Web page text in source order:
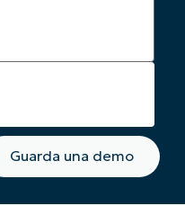
Guarda una demo